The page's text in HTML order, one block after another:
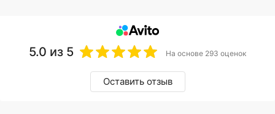
5.0 из 5 На основе 293 оценок
Оставить отзыв